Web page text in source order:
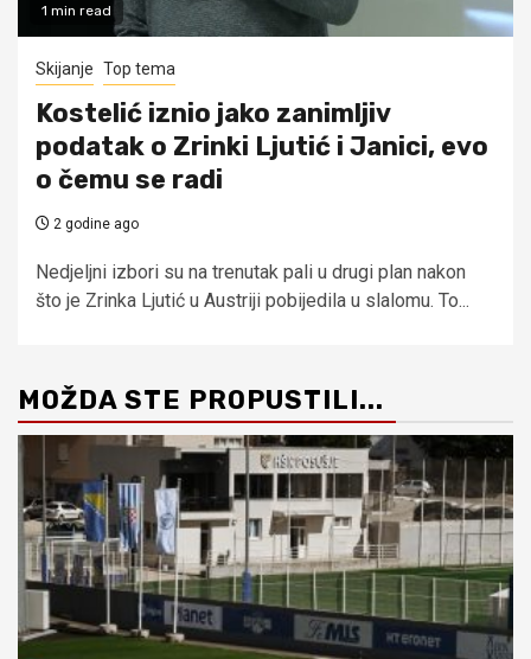
1 min read
Skijanje Top tema
Kostelić iznio jako zanimljiv
podatak o Zrinki Ljutić i Janici, evo
o čemu se radi
2 godine ago
Nedjeljni izbori su na trenutak pali u drugi plan nakon
što je Zrinka Ljutić u Austriji pobijedila u slalomu. To...
MOŽDA STE PROPUSTILI...